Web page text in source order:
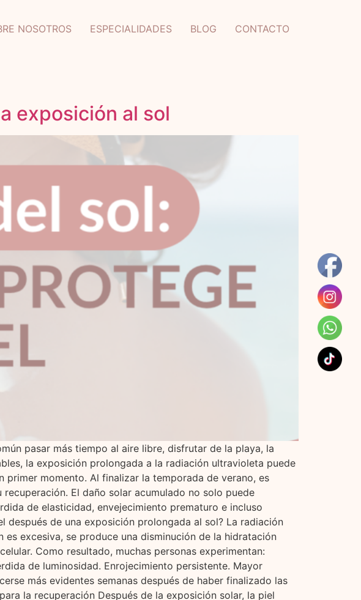
NOSOTROS ESPECIALIDADES BLOG CONTACTO
exposición al sol
pasar más tiempo al aire libre, disfrutar de la playa, la
la exposición prolongada a la radiación ultravioleta puede
primer momento. Al finalizar la temporada de verano, es
El daño solar acumulado no solo puede
de elasticidad, envejecimiento prematuro e incluso
después de una exposición prolongada al sol? La radiación
excesiva, se produce una disminución de la hidratación
Como resultado, muchas personas experimentan:
de luminosidad. Enrojecimiento persistente. Mayor
más evidentes semanas después de haber finalizado las
la recuperación Después de la exposición solar, la piel